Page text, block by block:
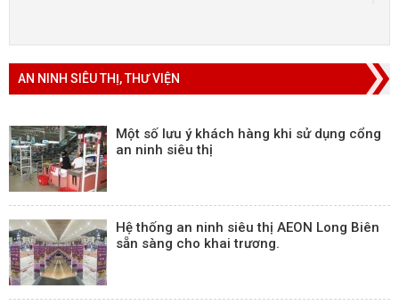
AN NINH SIÊU THỊ, THƯ VIỆN
Một số lưu ý khách hàng khi sử dụng cổng
an ninh siêu thị
Hệ thống an ninh siêu thị AEON Long Biên
sẵn sàng cho khai trương.